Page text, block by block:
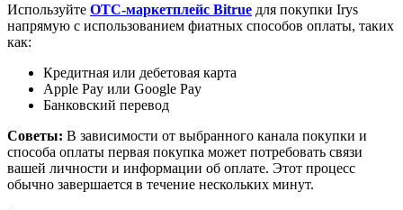
Партнеры Bitrue
До 65% комиссии!
Используйте OTC-маркетплейс Bitrue для покупки Irys
напрямую с использованием фиатных способов оплаты, таких
как:
Кредитная или дебетовая карта
Apple Pay или Google Pay
Банковский перевод
Советы: В зависимости от выбранного канала покупки и
способа оплаты первая покупка может потребовать связи
вашей личности и информации об оплате. Этот процесс
обычно завершается в течение нескольких минут.